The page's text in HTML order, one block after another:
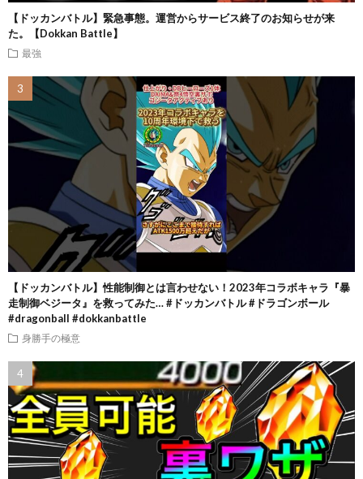
【ドッカンバトル】緊急事態。運営からサービス終了のお知らせが来
た。【Dokkan Battle】
最強
【ドッカンバトル】性能制御とは言わせない！2023年コラボキャラ『暴
走制御ベジータ』を救ってみた… #ドッカンバトル #ドラゴンボール
#dragonball #dokkanbattle
身勝手の極意